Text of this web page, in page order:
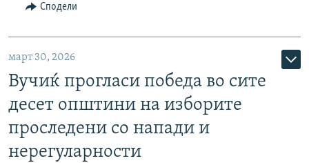
Сподели
март 30, 2026
Вучиќ прогласи победа во сите
десет општини на изборите
проследени со напади и
нерегуларности